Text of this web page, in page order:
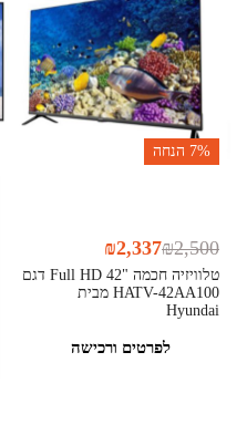
7% הנחה
טלוויזיה חכמה "42 Full HD דגם
HATV-42AA100 מבית
Hyundai
₪2,500
₪2,337
לפרטים ורכישה